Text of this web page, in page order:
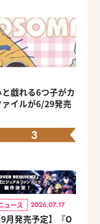
戯れる6つ子がカ
イルが6/29発売
3
ュース 2026.07.17
9月発売予定】『O